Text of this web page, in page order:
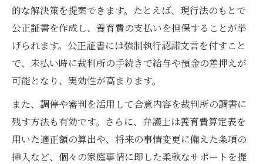
的な解決策を提案できます。たとえば、現行法のもとで
公正証書を作成し、養育費の支払いを担保することが挙
げられます。公正証書には強制執行認諾文言を付すこと
で、未払い時に裁判所の手続きで給与や預金の差押えが
可能となり、実効性が高まります。
また、調停や審判を活用して合意内容を裁判所の調書に
残す方法も有効です。さらに、弁護士は養育費算定表を
用いた適正額の算出や、将来の事情変更に備えた条項の
挿入など、個々の家庭事情に即した柔軟なサポートを提